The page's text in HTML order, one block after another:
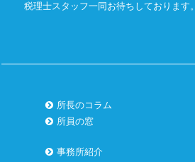
税理士スタッフ一同お待ちしております。
所長のコラム
所員の窓
事務所紹介